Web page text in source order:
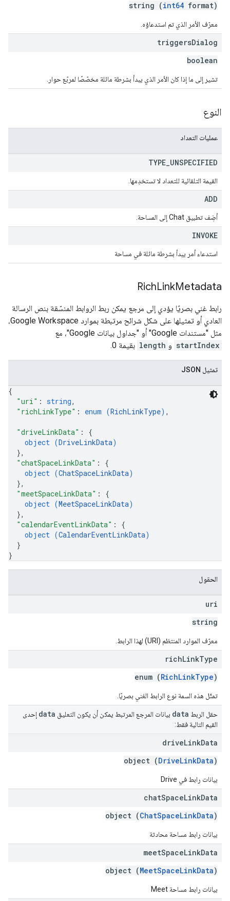
string (int64 format)
معرّف الأمر الذي تم استدعاؤه.
triggersDialog
boolean
تشير إلى ما إذا كان الأمر الذي يبدأ بشرطة مائلة مخصّصًا لمربّع حوار.
النوع
عمليات التعداد
TYPE UNSPECIFIED
القيمة التلقائية للتعداد لا تستخدِمها.
ADD
أضِف تطبيق Chat إلى المساحة.
INVOKE
استدعاء أمر يبدأ بشرطة مائلة في مساحة
RichLinkMetadata
رابط غني بصريًا يؤدي إلى مرجع يمكن ربط الروابط المنسّقة بنص الرسالة
العادي أو تمثيلها على شكل شرائح مرتبطة بموارد Google Workspace،
مثل "مستندات Google" أو "جداول بيانات Google"، مع
startIndex و length بقيمة 0.
تمثيل JSON
{
"uri" : string,
"richLinkType" : enum (RichLinkType) ,
"driveLinkData" : {
object (DriveLinkData)
},
"chatSpaceLinkData" : {
object (ChatSpaceLinkData)
},
"meetSpaceLinkData" : {
object (MeetSpaceLinkData)
},
"calendarEventLinkData" : {
object (CalendarEventLinkData)
}
}
الحقول
uri
string
معرّف الموارد المنتظم (URI) لهذا الرابط.
richLinkType
enum (RichLinkType)
تمثّل هذه السمة نوع الرابط الغني بصريًا.
حقل الربط data بيانات المرجع المرتبط يمكن أن يكون التعليق data إحدى
القيم التالية فقط:
driveLinkData
object (DriveLinkData)
بيانات رابط في Drive
chatSpaceLinkData
object (ChatSpaceLinkData)
بيانات رابط مساحة محادثة
meetSpaceLinkData
object (MeetSpaceLinkData)
بيانات رابط مساحة Meet